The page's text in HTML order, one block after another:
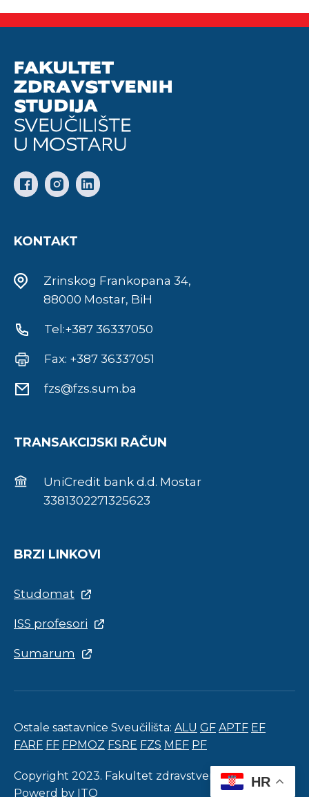
KONTAKT
Zrinskog Frankopana 34,
88000 Mostar, BiH
Tel:+387 36337050
Fax: +387 36337051
fzs@fzs.sum.ba
TRANSAKCIJSKI RAČUN
UniCredit bank d.d. Mostar
3381302271325623
BRZI LINKOVI
Studomat
ISS profesori
Sumarum
Ostale sastavnice Sveučilišta: ALU GF APTF EF
FARF FF FPMOZ FSRE FZS MEF PF
Copyright 2023. Fakultet zdravstvenih studija.
Powerd by ITO
HR